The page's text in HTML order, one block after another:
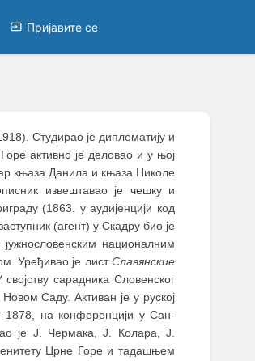
Пријавите се
Студирао је дипломатију и
активно је деловао и у њој
књаза Данила и књаза Николе
извештавао је чешку и
(1863. у аудијенцији код
(агент) у Скадру био је
националним
Уређивао је листСлавянские
сарадника Словенског
Саду. Активан је у руској
–1878, на конференцији у Сан-
је Ј. Чермака, Ј. Колара, Ј.
Црне Горе и тадашњем